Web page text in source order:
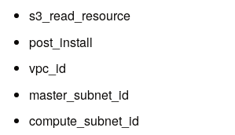
s3_read_resource
post_install
vpc_id
master_subnet_id
compute_subnet_id